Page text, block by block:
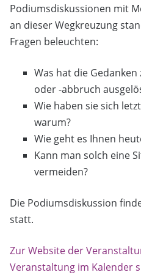
Podiumsdiskussionen mit
an dieser Wegkreuzung
Fragen beleuchten:
Was hat die
oder -abbruch
Wie haben sie sich
warum?
Wie geht es Ihnen
Kann man solch eine
vermeiden?
Die Podiumsdiskussion
statt.
Zur Website der
Veranstaltung im Kalender